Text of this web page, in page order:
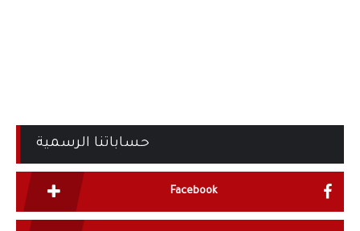
حساباتنا الرسمية
Facebook